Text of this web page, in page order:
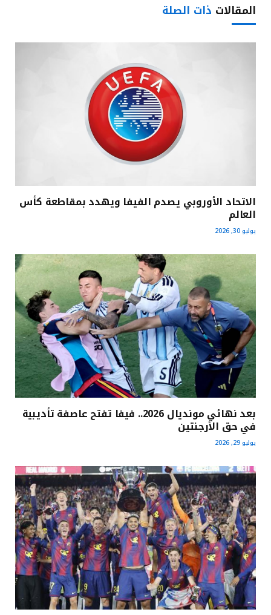
المقالات ذات الصلة
الاتحاد الأوروبي يصدم الفيفا ويهدد بمقاطعة كأس
العالم
يوليو 30, 2026
بعد نهائي مونديال 2026.. فيفا تفتح عاصفة تأديبية
في حق الأرجنتين
يوليو 29, 2026